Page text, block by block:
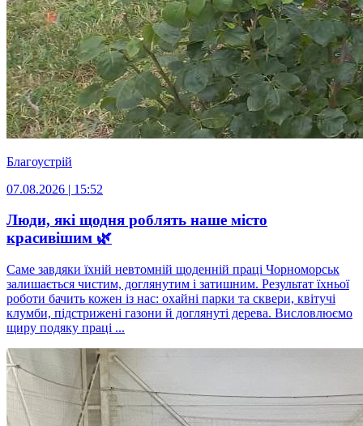
Благоустрій
07.08.2026 | 15:52
Люди, які щодня роблять наше місто
красивішим 🌿
Саме завдяки їхній невтомній щоденній праці Чорноморськ
залишається чистим, доглянутим і затишним. Результат їхньої
роботи бачить кожен із нас: охайні парки та сквери, квітучі
клумби, підстрижені газони й доглянуті дерева. Висловлюємо
щиру подяку праці ...